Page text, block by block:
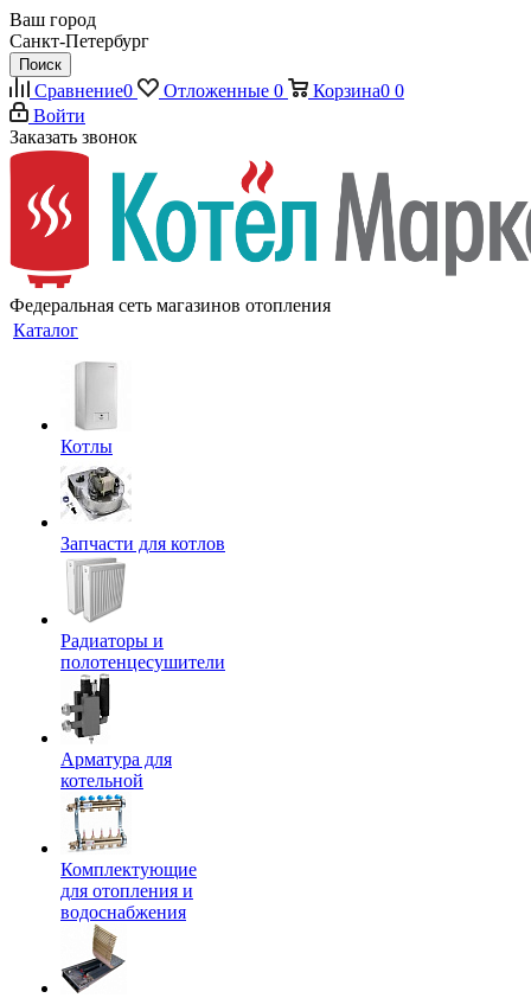
Ваш город
Санкт-Петербург
Поиск
Сравнение0 Отложенные 0 Корзина0 0
Войти
Заказать звонок
Федеральная сеть магазинов отопления
Каталог
Котлы
Запчасти для котлов
Радиаторы и
полотенцесушители
Арматура для
котельной
Комплектующие
для отопления и
водоснабжения